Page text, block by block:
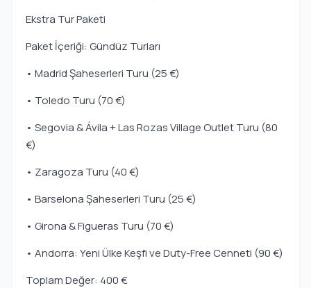
Ekstra Tur Paketi
Paket İçeriği: Gündüz Turları
• Madrid Şaheserleri Turu (25 €)
• Toledo Turu (70 €)
• Segovia & Ávila + Las Rozas Village Outlet Turu (80
€)
• Zaragoza Turu (40 €)
• Barselona Şaheserleri Turu (25 €)
• Girona & Figueras Turu (70 €)
• Andorra: Yeni Ülke Keşfi ve Duty-Free Cenneti (90 €)
Toplam Değer: 400 €